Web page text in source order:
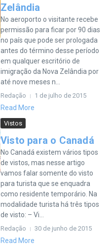
Zelândia
No aeroporto o visitante recebe
permissão para ficar por 90 dias
no país que pode ser prologada
antes do término desse período
em qualquer escritório de
imigração da Nova Zelândia por
até nove meses n...
Redação 1 de julho de 2015
Read More
Vistos
Visto para o Canadá
No Canadá existem vários tipos
de vistos, mas nesse artigo
vamos falar somente do visto
para turista que se enquadra
como residente temporário. Na
modalidade turista há três tipos
de visto: – Vi...
Redação 30 de junho de 2015
Read More